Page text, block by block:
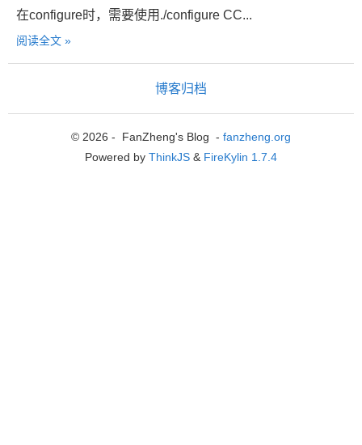
在configure时，需要使用./configure CC...
阅读全文 »
博客归档
© 2026 - FanZheng's Blog - fanzheng.org
Powered by ThinkJS & FireKylin 1.7.4